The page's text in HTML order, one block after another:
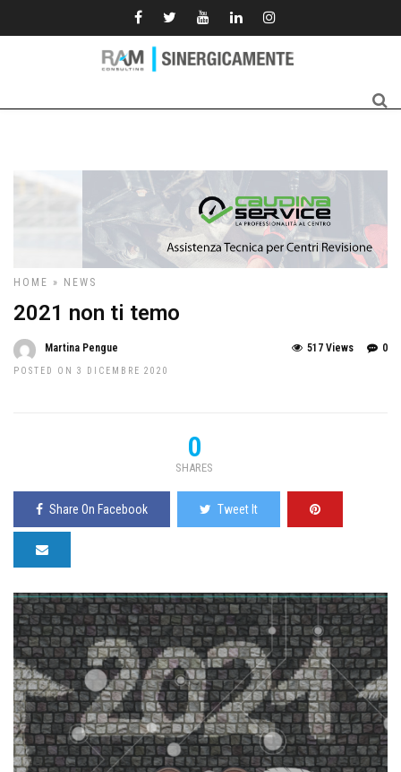
HOME » NEWS
2021 non ti temo
Martina Pengue
POSTED ON 3 DICEMBRE 2020
0
517 Views
0
SHARES
Share On Facebook Tweet It